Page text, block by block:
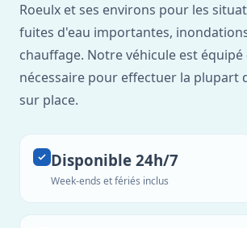
Roeulx et ses environs pour les
fuites d'eau importantes,
chauffage. Notre véhicule est
nécessaire pour effectuer la plupart
sur place.
Disponible 24h/7
Week-ends et fériés inclus